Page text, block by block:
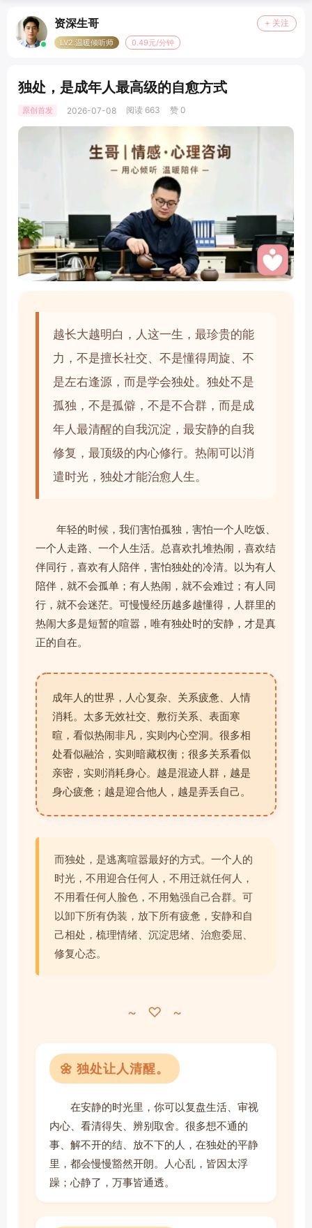
资深生哥 + 关注
LV2.温暖倾听师 0.49元/分钟
独处，是成年人最高级的自愈方式
原创首发 2026-07-08 阅读 663 赞 0
越长大越明白，人这一生，最珍贵的能
力，不是擅长社交、不是懂得周旋、不
是左右逢源，而是学会独处。独处不是
孤独，不是孤僻，不是不合群，而是成
年人最清醒的自我沉淀，最安静的自我
修复，最顶级的内心修行。热闹可以消
遣时光，独处才能治愈人生。
年轻的时候，我们害怕孤独，害怕一个人吃饭、
一个人走路、一个人生活。总喜欢扎堆热闹，喜欢结
伴同行，喜欢有人陪伴，害怕独处的冷清。以为有人
陪伴，就不会孤单；有人热闹，就不会难过；有人同
行，就不会迷茫。可慢慢经历越多越懂得，人群里的
热闹大多是短暂的喧嚣，唯有独处时的安静，才是真
正的自在。
成年人的世界，人心复杂、关系疲惫、人情
消耗。太多无效社交、敷衍关系、表面寒
暄，看似热闹非凡，实则内心空洞。很多相
处看似融洽，实则暗藏权衡；很多关系看似
亲密，实则消耗身心。越是混迹人群，越是
身心疲惫；越是迎合他人，越是弄丢自己。
而独处，是逃离喧嚣最好的方式。一个人的
时光，不用迎合任何人，不用迁就任何人，
不用看任何人脸色，不用勉强自己合群。可
以卸下所有伪装，放下所有疲惫，安静和自
己相处，梳理情绪、沉淀思绪、治愈委屈、
修复心态。
~ ♡ ~
🌼 独处让人清醒。
在安静的时光里，你可以复盘生活、审视
内心、看清得失、辨别取舍。很多想不通的
事、解不开的结、放不下的人，在独处的平静
里，都会慢慢豁然开朗。人心乱，皆因太浮
躁；心静了，万事皆通透。